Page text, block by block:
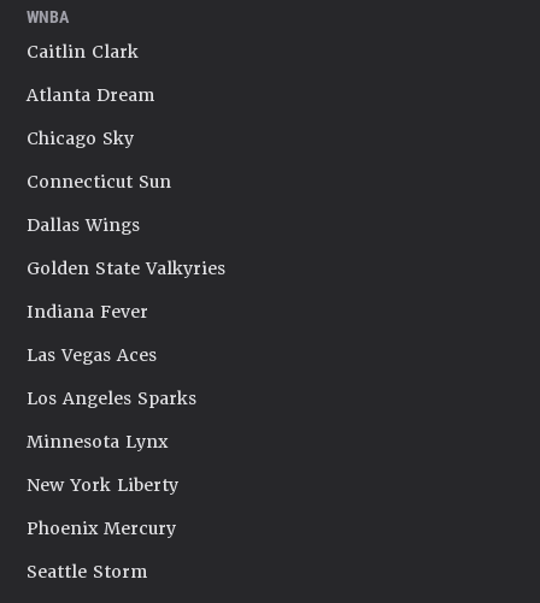
WNBA
Caitlin Clark
Atlanta Dream
Chicago Sky
Connecticut Sun
Dallas Wings
Golden State Valkyries
Indiana Fever
Las Vegas Aces
Los Angeles Sparks
Minnesota Lynx
New York Liberty
Phoenix Mercury
Seattle Storm